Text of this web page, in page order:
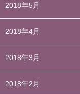
2018年5月
2018年4月
2018年3月
2018年2月